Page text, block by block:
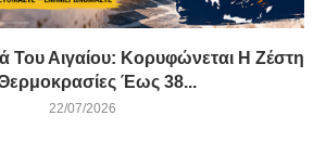
Του Αιγαίου: Κορυφώνεται Η Ζέστη
Έως 38...
22/07/2026